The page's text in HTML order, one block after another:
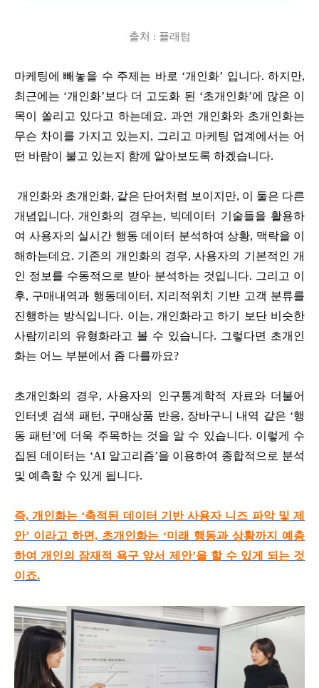
출처 : 플래텀
마케팅에 빼놓을 수 주제는 바로 ‘개인화’ 입니다. 하지만,
최근에는 ‘개인화’보다 더 고도화 된 ‘초개인화’에 많은 이
목이 쏠리고 있다고 하는데요. 과연 개인화와 초개인화는
무슨 차이를 가지고 있는지, 그리고 마케팅 업계에서는 어
떤 바람이 불고 있는지 함께 알아보도록 하겠습니다.
개인화와 초개인화, 같은 단어처럼 보이지만, 이 둘은 다른
개념입니다. 개인화의 경우는, 빅데이터 기술들을 활용하
여 사용자의 실시간 행동 데이터 분석하여 상황, 맥락을 이
해하는데요. 기존의 개인화의 경우, 사용자의 기본적인 개
인 정보를 수동적으로 받아 분석하는 것입니다. 그리고 이
후, 구매내역과 행동데이터, 지리적위치 기반 고객 분류를
진행하는 방식입니다. 이는, 개인화라고 하기 보단 비슷한
사람끼리의 유형화라고 볼 수 있습니다. 그렇다면 초개인
화는 어느 부분에서 좀 다를까요?
초개인화의 경우, 사용자의 인구통계학적 자료와 더불어
인터넷 검색 패턴, 구매상품 반응, 장바구니 내역 같은 ‘행
동 패턴’에 더욱 주목하는 것을 알 수 있습니다. 이렇게 수
집된 데이터는 ‘AI 알고리즘’을 이용하여 종합적으로 분석
및 예측할 수 있게 됩니다.
즉, 개인화는 ‘축적된 데이터 기반 사용자 니즈 파악 및 제
안’ 이라고 하면, 초개인화는 ‘미래 행동과 상황까지 예층
하여 개인의 잠재적 욕구 앞서 제안’을 할 수 있게 되는 것
이죠.